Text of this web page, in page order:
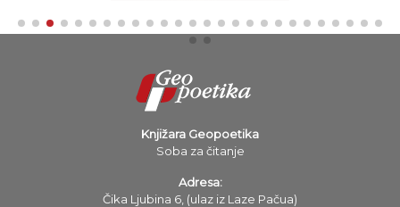
Knjižara Geopoetika
Soba za čitanje
Adresa:
Čika Ljubina 6, (ulaz iz Laze Pačua)